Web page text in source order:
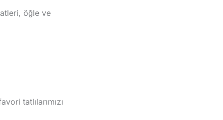
öğle ve
tatlılarımızı